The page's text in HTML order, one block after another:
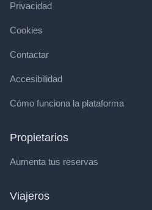
Privacidad
Cookies
Contactar
Accesibilidad
Cómo funciona la plataforma
Propietarios
Aumenta tus reservas
Viajeros